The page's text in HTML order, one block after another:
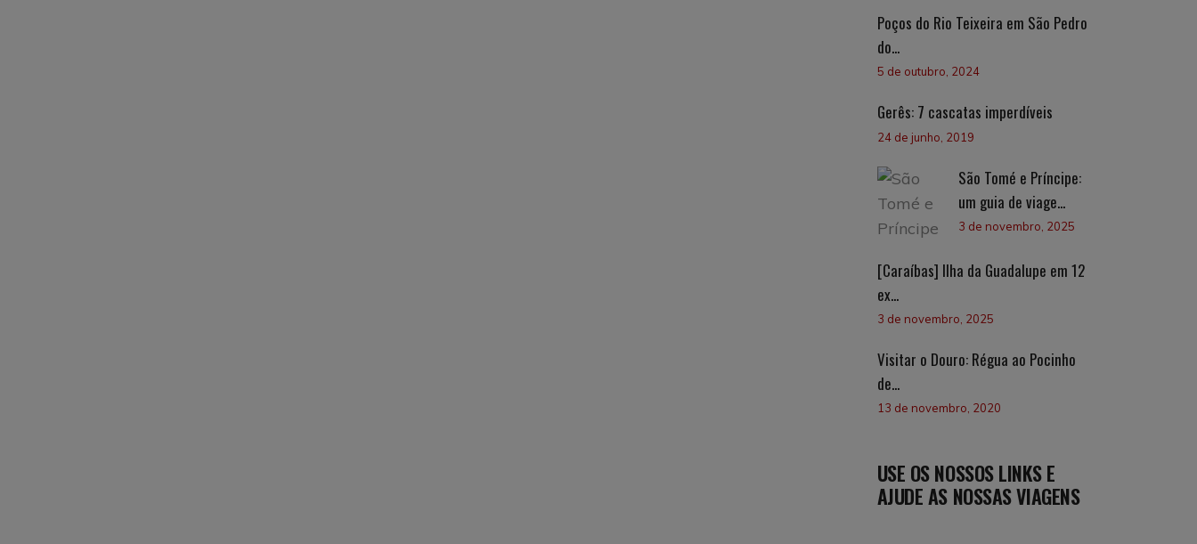
Poços do Rio Teixeira em São Pedro
do...
5 de outubro, 2024
Gerês: 7 cascatas imperdíveis
24 de junho, 2019
São Tomé e Príncipe:
um guia de viage...
3 de novembro, 2025
[Caraíbas] Ilha da Guadalupe em 12
ex...
3 de novembro, 2025
Visitar o Douro: Régua ao Pocinho
de...
13 de novembro, 2020
USE OS NOSSOS LINKS E
AJUDE AS NOSSAS VIAGENS